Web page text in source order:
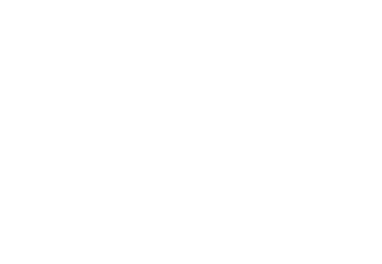
туристическое снаряжение, путеводители по странам мира